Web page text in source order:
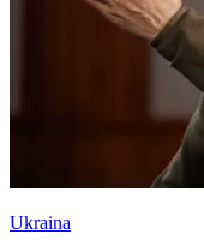
Ukraina